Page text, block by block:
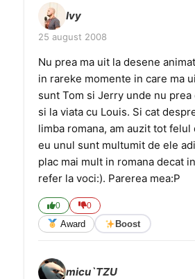
Ivy
25 august 2008
Nu prea ma uit la desene
in rareke momente in care ma
sunt Tom si Jerry unde nu prea
si la viata cu Louis. Si cat
limba romana, am auzit tot
eu unul sunt multumit de ele
plac mai mult in romana decat
refer la voci:). Parerea mea:P
0 0
Award Boost
micu`TZU